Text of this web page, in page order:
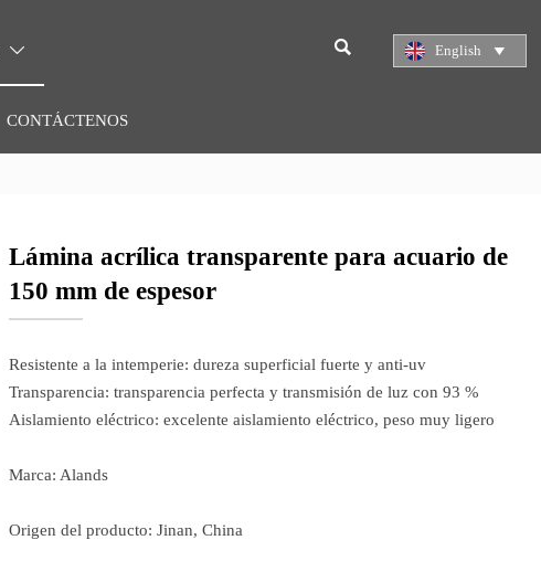

CONTÁCTENOS
 English 
Lámina acrílica transparente para acuario de
150 mm de espesor
Resistente a la intemperie: dureza superficial fuerte y anti-uv
Transparencia: transparencia perfecta y transmisión de luz con 93 %
Aislamiento eléctrico: excelente aislamiento eléctrico, peso muy ligero
Marca: Alands
Origen del producto: Jinan, China